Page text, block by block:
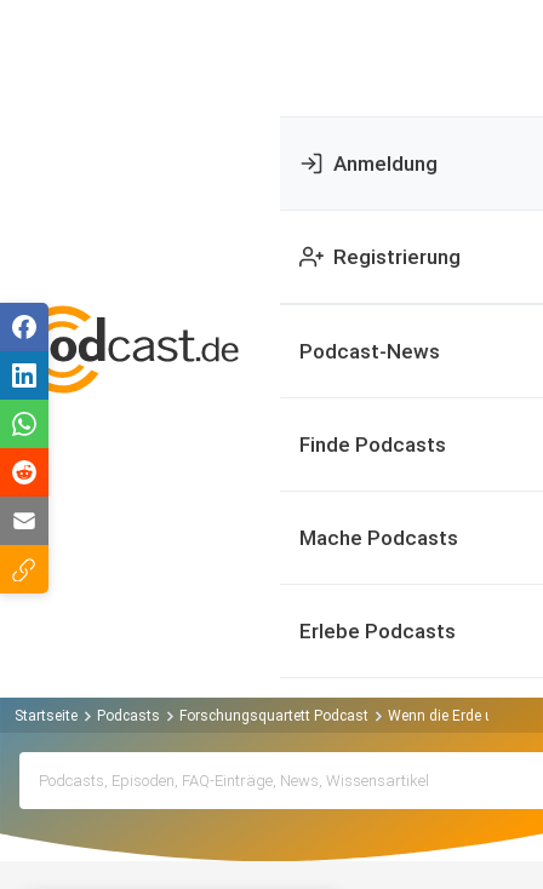
Anmeldung
Registrierung
Podcast-News
Finde Podcasts
Mache Podcasts
Erlebe Podcasts
Startseite Podcasts Forschungsquartett Podcast Wenn die Erde unter